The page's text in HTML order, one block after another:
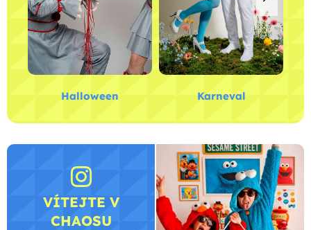
Halloween Karneval
VÍTEJTE V
CHAOSU